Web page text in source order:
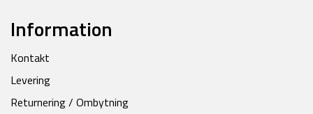
Information
Kontakt
Levering
Returnering / Ombytning